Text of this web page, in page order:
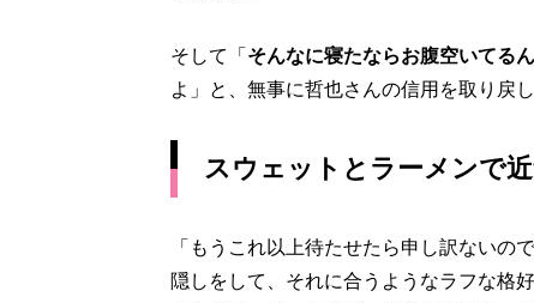
そして「 そんなに寝たならお腹空いてる
よ」と、無事に哲也さんの信用を取り戻
スウェットとラーメンで
「もうこれ以上待たせたら申し訳ないの
隠しをして、それに合うようなラフな格